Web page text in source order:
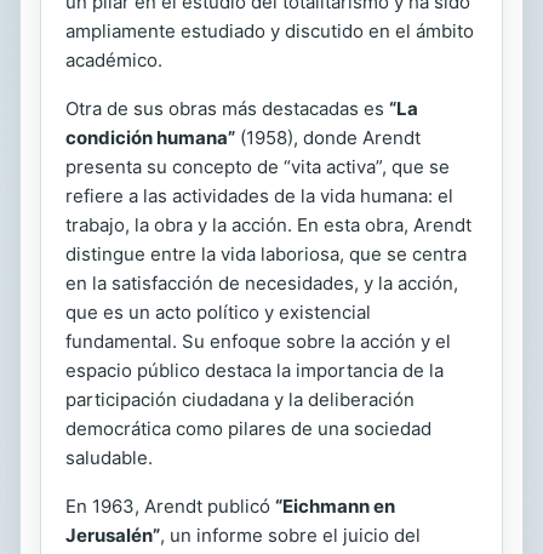
ampliamente estudiado y discutido en el ámbito
académico.
Otra de sus obras más destacadas es “La
condición humana” (1958), donde Arendt
presenta su concepto de “vita activa”, que se
refiere a las actividades de la vida humana: el
trabajo, la obra y la acción. En esta obra, Arendt
distingue entre la vida laboriosa, que se centra
en la satisfacción de necesidades, y la acción,
que es un acto político y existencial
fundamental. Su enfoque sobre la acción y el
espacio público destaca la importancia de la
participación ciudadana y la deliberación
democrática como pilares de una sociedad
saludable.
En 1963, Arendt publicó “Eichmann en
Jerusalén”, un informe sobre el juicio del